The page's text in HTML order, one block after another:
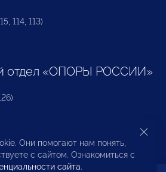
114, 113)
отдел «ОПОРЫ РОССИИ»
предпринимателей и
Они помогают нам понять,
с сайтом. Ознакомиться с
сайта.